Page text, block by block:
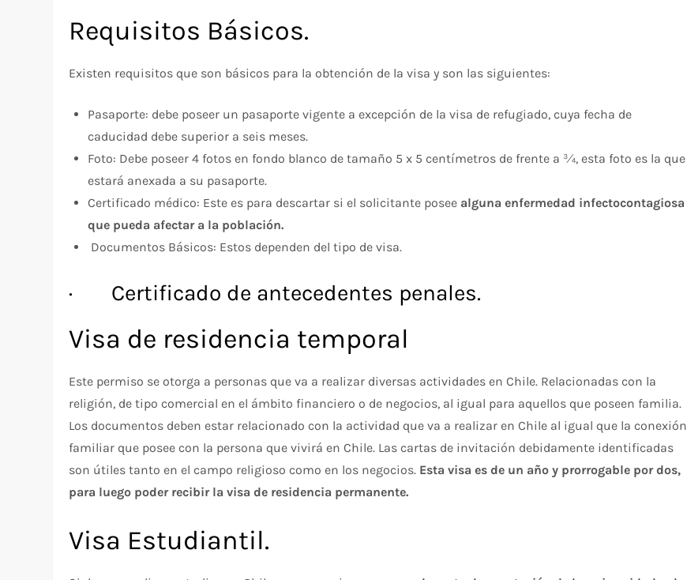
Requisitos Básicos.
Existen requisitos que son básicos para la obtención de la visa y son las siguientes:
Pasaporte: debe poseer un pasaporte vigente a excepción de la visa de refugiado, cuya fecha de
caducidad debe superior a seis meses.
Foto: Debe poseer 4 fotos en fondo blanco de tamaño 5 x 5 centímetros de frente a ¾, esta foto es la que
estará anexada a su pasaporte.
Certificado médico: Este es para descartar si el solicitante posee alguna enfermedad infectocontagiosa
que pueda afectar a la población.
Documentos Básicos: Estos dependen del tipo de visa.
· Certificado de antecedentes penales.
Visa de residencia temporal
Este permiso se otorga a personas que va a realizar diversas actividades en Chile. Relacionadas con la
religión, de tipo comercial en el ámbito financiero o de negocios, al igual para aquellos que poseen familia.
Los documentos deben estar relacionado con la actividad que va a realizar en Chile al igual que la conexión
familiar que posee con la persona que vivirá en Chile. Las cartas de invitación debidamente identificadas
son útiles tanto en el campo religioso como en los negocios. Esta visa es de un año y prorrogable por dos,
para luego poder recibir la visa de residencia permanente.
Visa Estudiantil.